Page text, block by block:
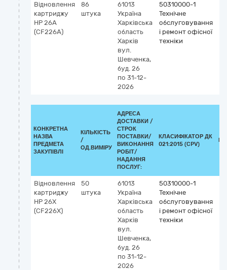
Відновлення
картриджу
НР 26A
(CF226A)
86
штука
61013
Україна
Харківська
область
Харків
вул.
Шевченка,
буд. 26
по 31-12-
2026
50310000-1
Технічне
обслуговування
і ремонт офісної
техніки
КОНКРЕТНА
НАЗВА
ПРЕДМЕТА
ЗАКУПІВЛІ
КІЛЬКІСТЬ
/
ОД.ВИМІРУ
АДРЕСА
ДОСТАВКИ /
СТРОК
ПОСТАВКИ/
ВИКОНАННЯ
РОБІТ/
НАДАННЯ
ПОСЛУГ:
КЛАСИФІКАТОР ДК
021:2015 (CPV)
Відновлення
картриджу
НР 26Х
(CF226Х)
50
штука
61013
Україна
Харківська
область
Харків
вул.
Шевченка,
буд. 26
по 31-12-
2026
50310000-1
Технічне
обслуговування
і ремонт офісної
техніки